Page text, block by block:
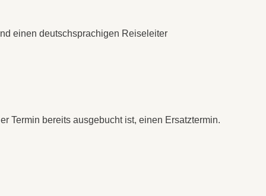
einen deutschsprachigen Reiseleiter
Termin bereits ausgebucht ist, einen Ersatztermin.